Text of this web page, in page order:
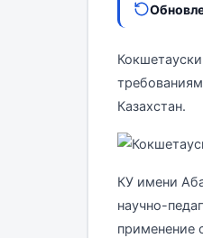
Казахстан.
КУ имени
научно-
применение